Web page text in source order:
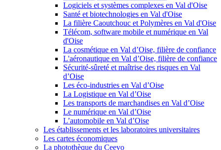
Logiciels et systèmes complexes en Val d'Oise
Santé et biotechnologies en Val d'Oise
La filière Caoutchouc et Polymères en Val d'Oise
Télécom, software mobile et numérique en Val
d'Oise
La cosmétique en Val d’Oise, filière de confiance
L'aéronautique en Val d’Oise, filière de confiance
Sécurité-sûreté et maîtrise des risques en Val
d’Oise
Les éco-industries en Val d’Oise
La Logistique en Val d’Oise
Les transports de marchandises en Val d’Oise
Le numérique en Val d’Oise
L’automobile en Val d’Oise
Les établissements et les laboratoires universitaires
Les cartes économiques
La photothèque du Ceevo